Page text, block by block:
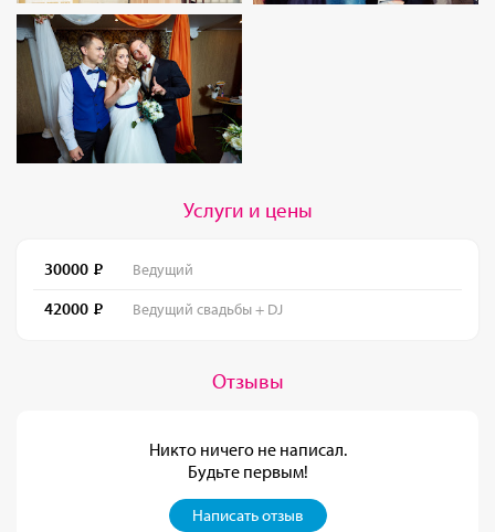
Услуги и цены
30000 Ведущий
42000 Ведущий свадьбы + DJ
Отзывы
Никто ничего не написал.
Будьте первым!
Написать отзыв